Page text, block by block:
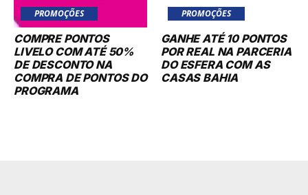
PROMOÇÕES
COMPRE PONTOS
LIVELO COM ATÉ 50%
DE DESCONTO NA
COMPRA DE PONTOS DO
PROGRAMA
PROMOÇÕES
GANHE ATÉ 10 PONTOS
POR REAL NA PARCERIA
DO ESFERA COM AS
CASAS BAHIA